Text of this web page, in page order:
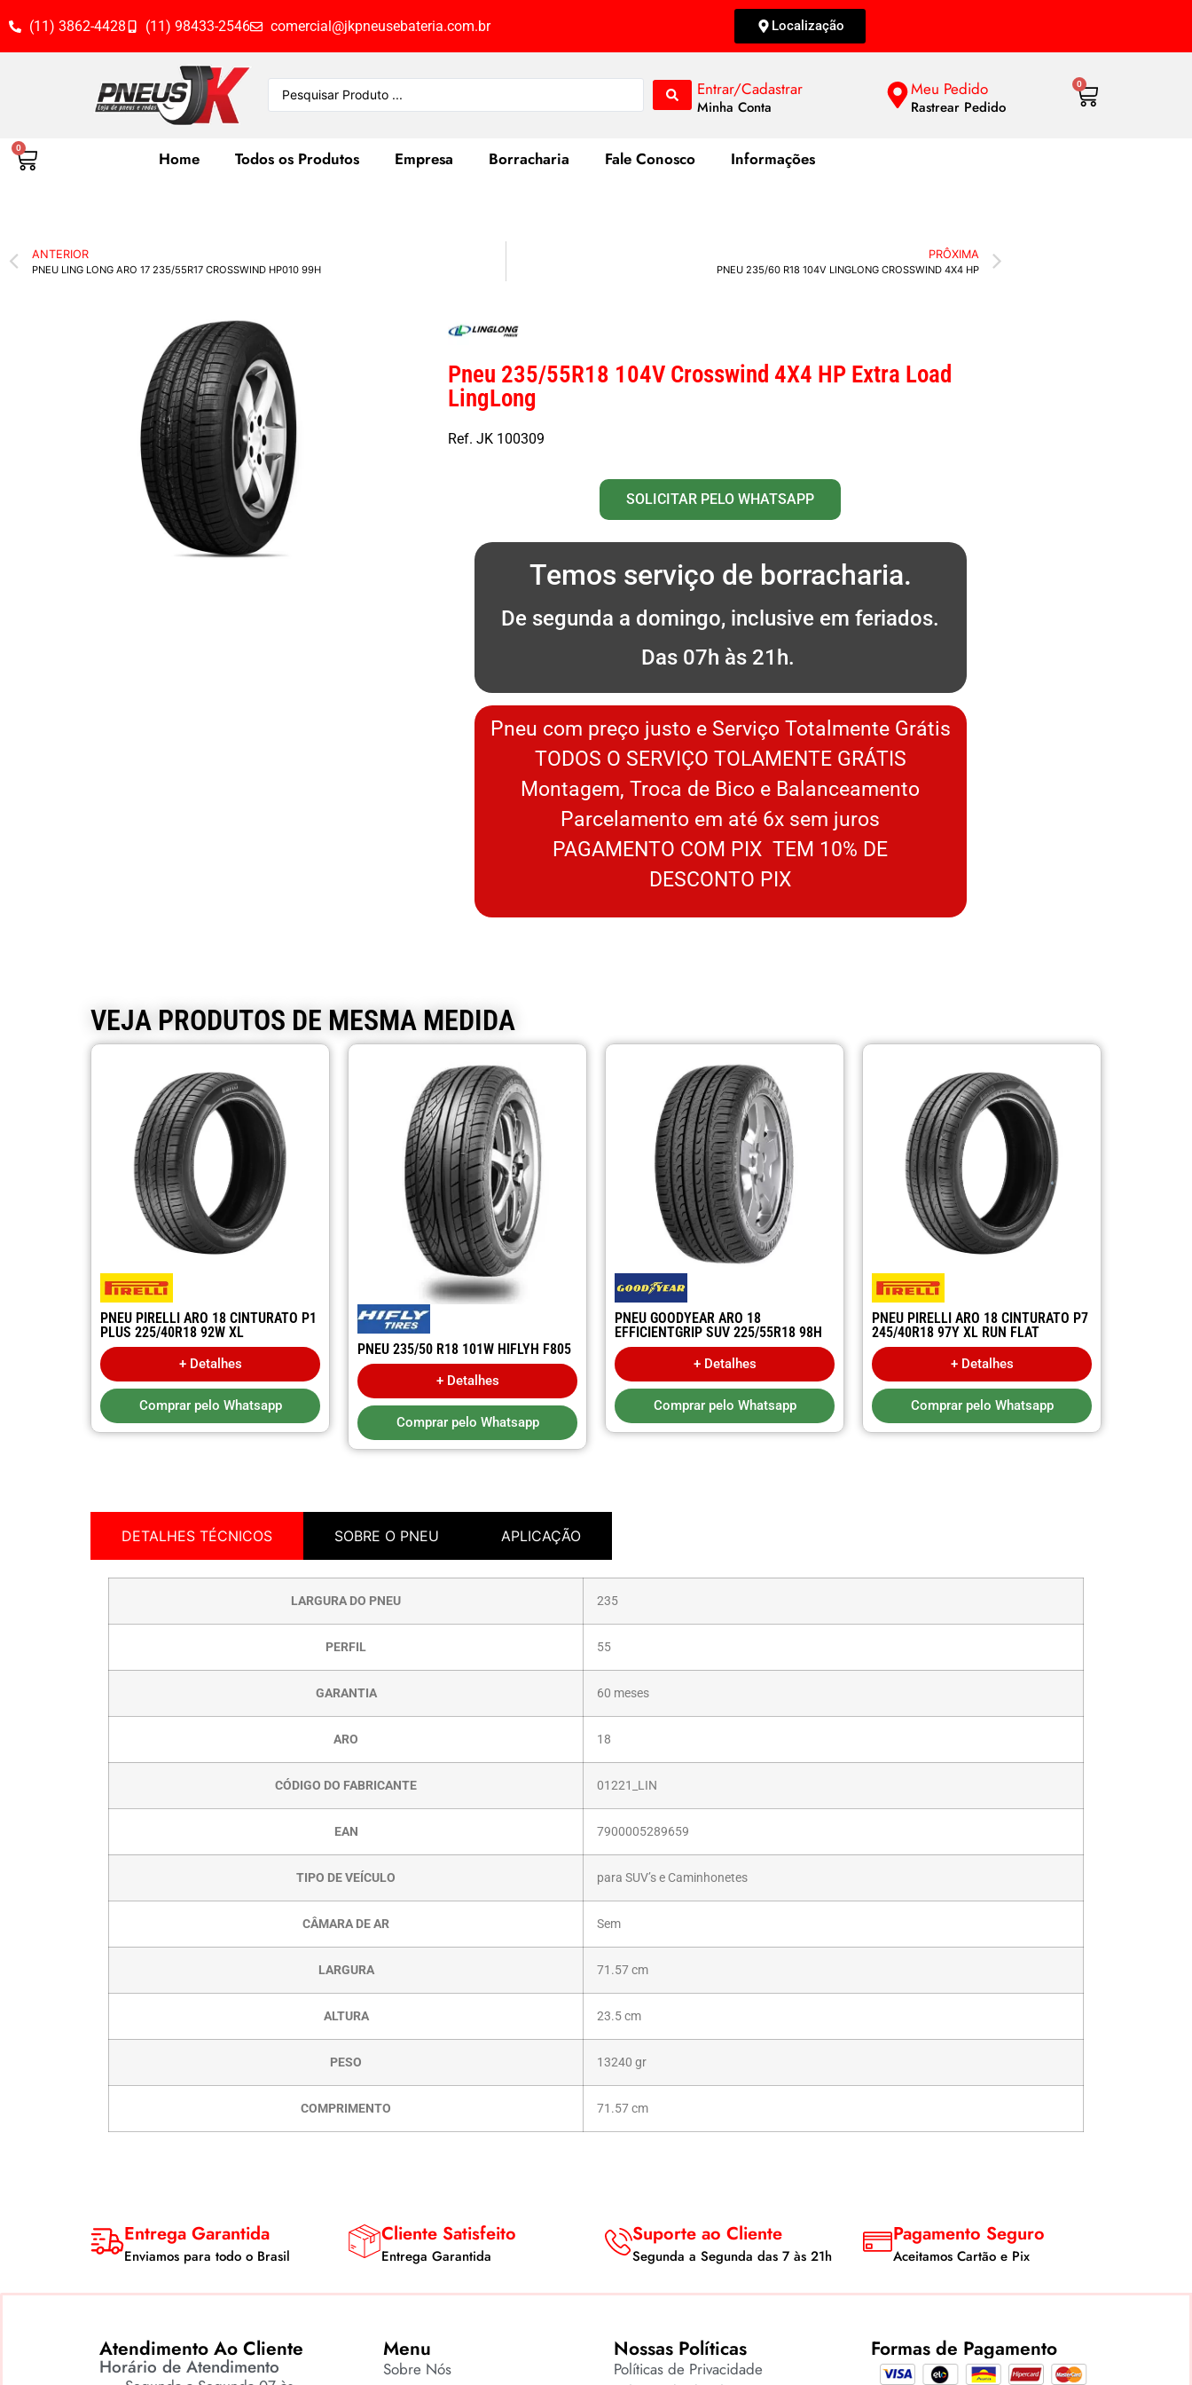
(11) 3862-4428 (11) 98433-2546 comercial@jkpneusebateria.com.br Localização
Entrar/Cadastrar
Minha Conta
Meu Pedido
Rastrear Pedido
0
0
Home Todos os Produtos Empresa Borracharia Fale Conosco Informações
ANTERIOR
PNEU LING LONG ARO 17 235/55R17 CROSSWIND HP010 99H
PRÔXIMA
PNEU 235/60 R18 104V LINGLONG CROSSWIND 4X4 HP
Pneu 235/55R18 104V Crosswind 4X4 HP Extra Load
LingLong
Ref. JK 100309
SOLICITAR PELO WHATSAPP
Temos serviço de borracharia.
De segunda a domingo, inclusive em feriados.
Das 07h às 21h.
Pneu com preço justo e Serviço Totalmente Grátis
TODOS O SERVIÇO TOLAMENTE GRÁTIS
Montagem, Troca de Bico e Balanceamento
Parcelamento em até 6x sem juros
PAGAMENTO COM PIX TEM 10% DE
DESCONTO PIX
VEJA PRODUTOS DE MESMA MEDIDA
PNEU PIRELLI ARO 18 CINTURATO P1
PLUS 225/40R18 92W XL
+ Detalhes
Comprar pelo Whatsapp
PNEU 235/50 R18 101W HIFLYH F805
+ Detalhes
Comprar pelo Whatsapp
PNEU GOODYEAR ARO 18
EFFICIENTGRIP SUV 225/55R18 98H
+ Detalhes
Comprar pelo Whatsapp
PNEU PIRELLI ARO 18 CINTURATO P7
245/40R18 97Y XL RUN FLAT
+ Detalhes
Comprar pelo Whatsapp
DETALHES TÉCNICOS SOBRE O PNEU APLICAÇÃO
LARGURA DO PNEU 235
PERFIL 55
GARANTIA 60 meses
ARO 18
CÓDIGO DO FABRICANTE 01221_LIN
EAN 7900005289659
TIPO DE VEÍCULO para SUV’s e Caminhonetes
CÂMARA DE AR Sem
LARGURA 71.57 cm
ALTURA 23.5 cm
PESO 13240 gr
COMPRIMENTO 71.57 cm
Entrega Garantida
Enviamos para todo o Brasil
Cliente Satisfeito
Entrega Garantida
Suporte ao Cliente
Segunda a Segunda das 7 às 21h
Pagamento Seguro
Aceitamos Cartão e Pix
Atendimento Ao Cliente
Horário de Atendimento
Menu
Sobre Nós
Nossas Políticas
Políticas de Privacidade
Formas de Pagamento